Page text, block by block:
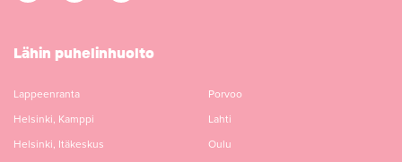
Lähin puhelinhuolto
Lappeenranta
Helsinki, Kamppi
Helsinki, Itäkeskus
Porvoo
Lahti
Oulu